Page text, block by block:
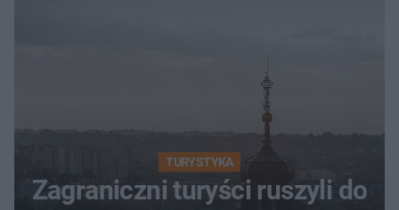
TURYSTYKA
Zagraniczni turyści ruszyli do